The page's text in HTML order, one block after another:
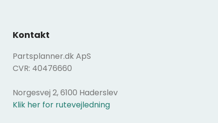
Kontakt
Partsplanner.dk ApS
CVR: 40476660
Norgesvej 2, 6100 Haderslev
Klik her for rutevejledning